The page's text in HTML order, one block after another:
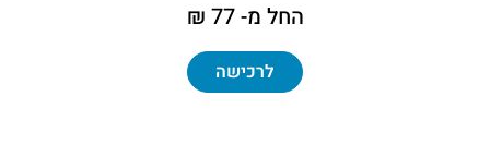
החל מ- 77 ₪
לרכישה